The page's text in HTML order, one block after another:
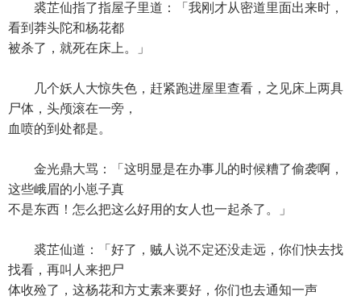
裘芷仙指了指屋子里道：「我刚才从密道里面出来时，
看到莽头陀和杨花都
被杀了，就死在床上。」
几个妖人大惊失色，赶紧跑进屋里查看，之见床上两具
尸体，头颅滚在一旁，
血喷的到处都是。
金光鼎大骂：「这明显是在办事儿的时候糟了偷袭啊，
这些峨眉的小崽子真
不是东西！怎么把这么好用的女人也一起杀了。」
裘芷仙道：「好了，贼人说不定还没走远，你们快去找
找看，再叫人来把尸
体收殓了，这杨花和方丈素来要好，你们也去通知一声